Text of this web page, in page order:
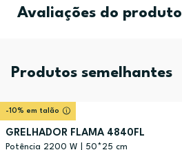
Avaliações do produto
Produtos semelhantes
-10% em talão
GRELHADOR FLAMA 4840FL
Potência 2200 W | 50*25 cm